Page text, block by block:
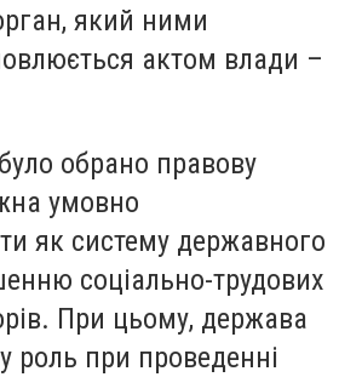
який ними
актом влади –
обрано правову
умовно
як систему державного
соціально-трудових
При цьому, держава
роль при проведенні